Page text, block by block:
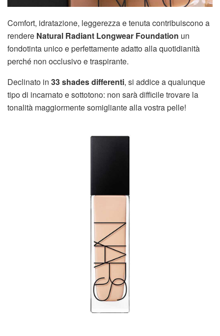
Comfort, idratazione, leggerezza e tenuta contribuiscono a
rendere Natural Radiant Longwear Foundation un
fondotinta unico e perfettamente adatto alla quotidianità
perché non occlusivo e traspirante.
Declinato in 33 shades differenti, si addice a qualunque
tipo di incarnato e sottotono: non sarà difficile trovare la
tonalità maggiormente somigliante alla vostra pelle!